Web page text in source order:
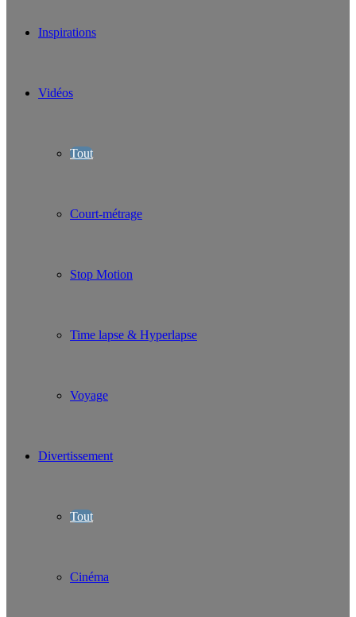
Inspirations
Vidéos
Tout
Court-métrage
Stop Motion
Time lapse & Hyperlapse
Voyage
Divertissement
Tout
Cinéma